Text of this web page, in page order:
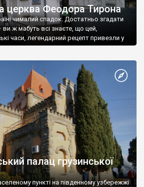
церква Феодора Тирона
чималий спадок. Достатньо згадати
ви ж мабуть всі знаєте, що цей,
часи, легендарний рецепт привезли у
палац грузинської
пункті на південному узбережжі